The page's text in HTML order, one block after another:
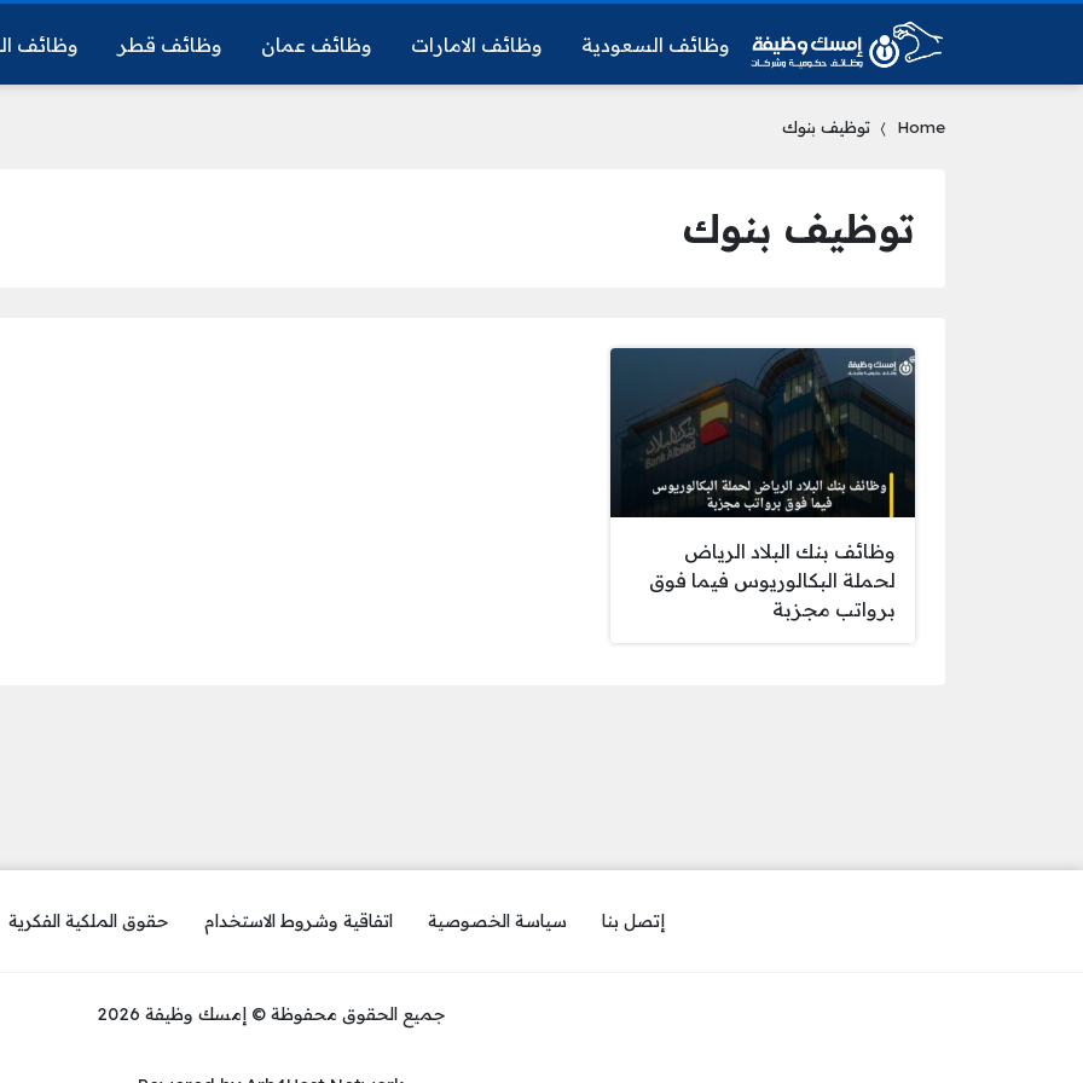
وظائف السعودية وظائف الامارات وظائف عمان وظائف قطر وظائف
Home توظيف بنوك
توظيف بنوك
وظائف بنك البلاد الرياض
لحملة البكالوريوس فيما فوق
برواتب مجزبة
إتصل بنا سياسة الخصوصية اتفاقية وشروط الاستخدام حقوق الملكية الفكرية
جميع الحقوق محفوظة © إمسك وظيفة 2026